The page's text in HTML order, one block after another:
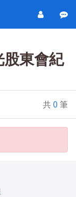
東會紀
共0 筆